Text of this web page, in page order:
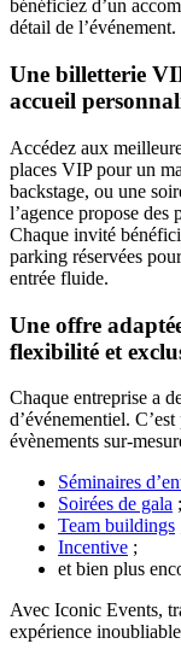
bénéficiez d’un
détail de l’événement.
Une billetterie
accueil
Accédez aux
places VIP pour un
backstage, ou une
l’agence propose des
Chaque invité
parking réservées
entrée fluide.
Une offre
flexibilité et
Chaque entreprise a
d’événementiel.
évènements sur-
Séminaires
Soirées de gala ;
Team buildings
Incentive ;
et bien plus
Avec Iconic Events,
expérience